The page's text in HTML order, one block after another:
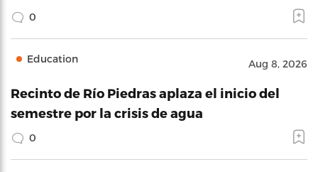
0
Education Aug 8, 2026
Recinto de Río Piedras aplaza el inicio del
semestre por la crisis de agua
0